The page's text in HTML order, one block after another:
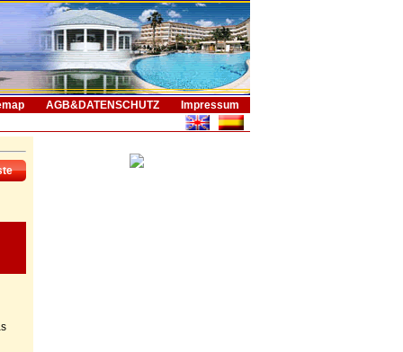
AGB&DATENSCHUTZ Impressum